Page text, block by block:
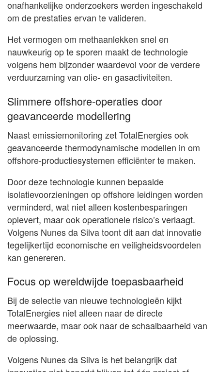
onafhankelijke onderzoekers werden ingeschakeld
om de prestaties ervan te valideren.
Het vermogen om methaanlekken snel en
nauwkeurig op te sporen maakt de technologie
volgens hem bijzonder waardevol voor de verdere
verduurzaming van olie- en gasactiviteiten.
Slimmere offshore-operaties door
geavanceerde modellering
Naast emissiemonitoring zet TotalEnergies ook
geavanceerde thermodynamische modellen in om
offshore-productiesystemen efficiënter te maken.
Door deze technologie kunnen bepaalde
isolatievoorzieningen op offshore leidingen worden
verminderd, wat niet alleen kostenbesparingen
oplevert, maar ook operationele risico’s verlaagt.
Volgens Nunes da Silva toont dit aan dat innovatie
tegelijkertijd economische en veiligheidsvoordelen
kan genereren.
Focus op wereldwijde toepasbaarheid
Bij de selectie van nieuwe technologieën kijkt
TotalEnergies niet alleen naar de directe
meerwaarde, maar ook naar de schaalbaarheid van
de oplossing.
Volgens Nunes da Silva is het belangrijk dat